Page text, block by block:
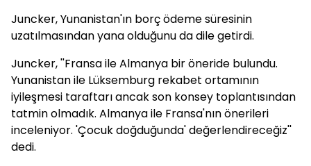
Juncker, Yunanistan'ın borç ödeme süresinin
uzatılmasından yana olduğunu da dile getirdi.
Juncker, ''Fransa ile Almanya bir öneride bulundu.
Yunanistan ile Lüksemburg rekabet ortamının
iyileşmesi taraftarı ancak son konsey toplantısından
tatmin olmadık. Almanya ile Fransa'nın önerileri
inceleniyor. 'Çocuk doğduğunda' değerlendireceğiz''
dedi.